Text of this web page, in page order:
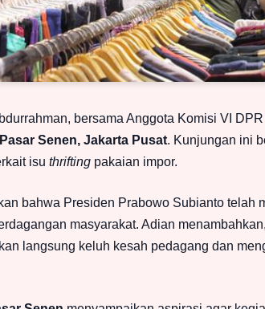
bersama Anggota Komisi VI
Pasar Senen, Jakarta Pusat. Kunjungan ini
isu thrifting pakaian impor.
bahwa Presiden Prabowo Subianto telah
masyarakat. Adian
langsung keluh kesah pedagang dan